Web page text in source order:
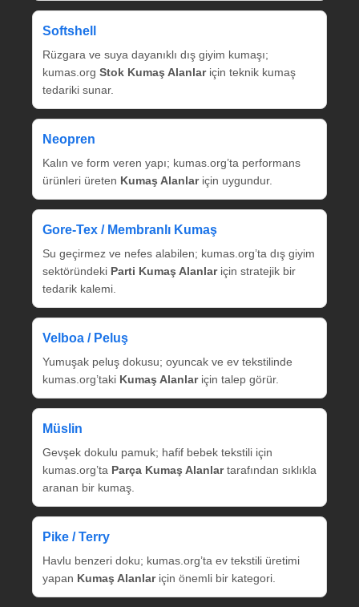
Softshell
Rüzgara ve suya dayanıklı dış giyim kumaşı;
kumas.org Stok Kumaş Alanlariçin teknik kumaş
tedariki sunar.
Neopren
Kalın ve form veren yapı; kumas.org’ta performans
ürünleri üreten Kumaş Alanlariçin uygundur.
Gore‑Tex / Membranlı Kumaş
Su geçirmez ve nefes alabilen; kumas.org’ta dış giyim
sektöründeki Parti Kumaş Alanlariçin stratejik bir
tedarik kalemi.
Velboa / Peluş
Yumuşak peluş dokusu; oyuncak ve ev tekstilinde
kumas.org’taki Kumaş Alanlariçin talep görür.
Müslin
Gevşek dokulu pamuk; hafif bebek tekstili için
kumas.org’ta Parça Kumaş Alanlartarafından sıklıkla
aranan bir kumaş.
Pike / Terry
Havlu benzeri doku; kumas.org’ta ev tekstili üretimi
yapan Kumaş Alanlariçin önemli bir kategori.